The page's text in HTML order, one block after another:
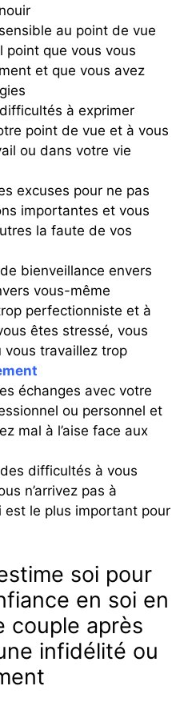
au point de vue
point que vous vous
et que vous avez
à exprimer
point de vue et à vous
ou dans votre vie
excuses pour ne pas
importantes et vous
la faute de vos
bienveillance envers
vous-même
perfectionniste et à
êtes stressé, vous
vous travaillez trop
échanges avec votre
ou personnel et
mal à l’aise face aux
difficultés à vous
n’arrivez pas à
est le plus important pour
soi pour
en soi en
couple après
infidélité ou